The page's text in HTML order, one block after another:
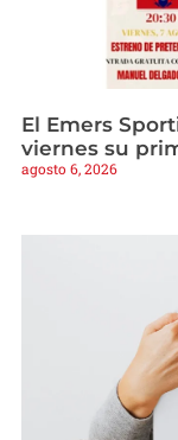
El Emers
viernes su
agosto 6, 2026